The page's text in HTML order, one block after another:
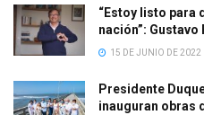
“Estoy listo para
nación”:
15 DE JUNIO DE 2022
Presidente
inauguran obras